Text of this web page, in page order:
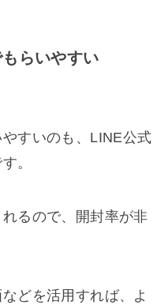
らいやすい
すいのも、LINE公式
。
るので、開封率が非
どを活用すれば、よ